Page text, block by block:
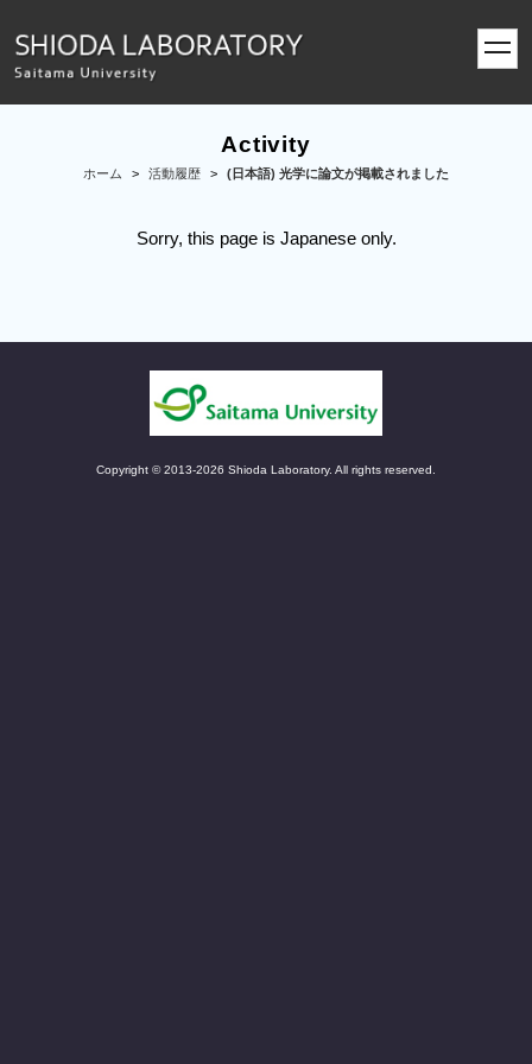
toggle
Activity
ホーム > 活動履歴 > (日本語) 光学に論文が掲載されました
Sorry, this page is Japanese only.
Copyright © 2013-2026 Shioda Laboratory. All rights reserved.